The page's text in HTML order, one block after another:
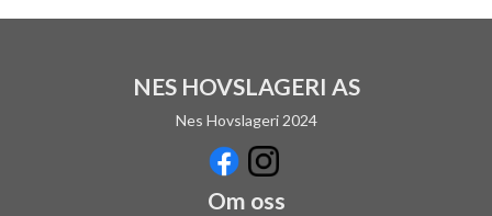
NES HOVSLAGERI AS
Nes Hovslageri 2024
Om oss